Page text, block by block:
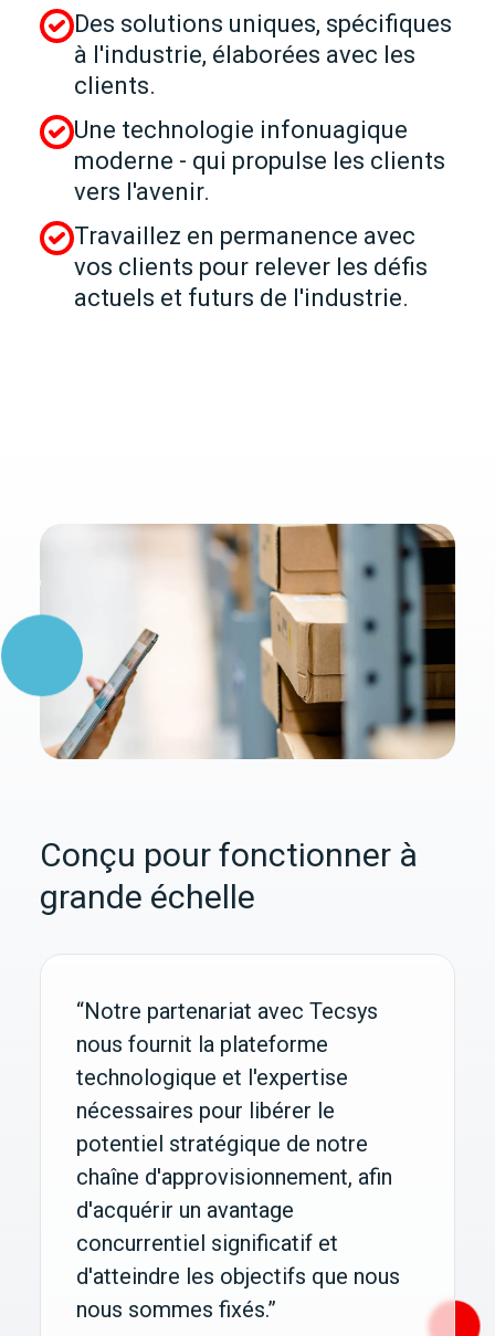
Des solutions uniques, spécifiques
à l'industrie, élaborées avec les
clients.
Une technologie infonuagique
moderne - qui propulse les clients
vers l'avenir.
Travaillez en permanence avec
vos clients pour relever les défis
actuels et futurs de l'industrie.
Conçu pour fonctionner à
grande échelle
“Notre partenariat avec Tecsys
nous fournit la plateforme
technologique et l'expertise
nécessaires pour libérer le
potentiel stratégique de notre
chaîne d'approvisionnement, afin
d'acquérir un avantage
concurrentiel significatif et
d'atteindre les objectifs que nous
nous sommes fixés.”